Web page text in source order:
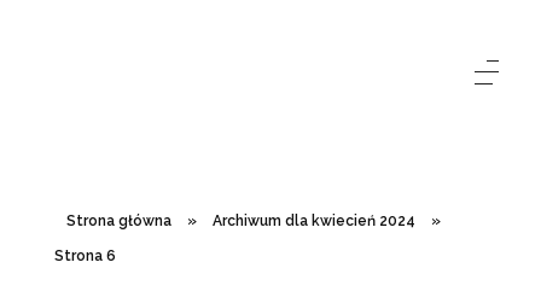
Strona główna » Archiwum dla kwiecień 2024 »
Strona 6